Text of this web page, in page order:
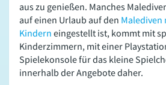
aus zu genießen. Manches
auf einen Urlaub auf den Malediven
Kindern eingestellt ist, kommt mit
Kinderzimmern, mit einer
Spielekonsole für das kleine
innerhalb der Angebote daher.